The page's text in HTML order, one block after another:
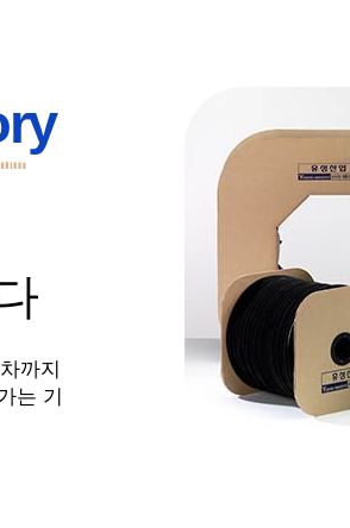
까지
는 기